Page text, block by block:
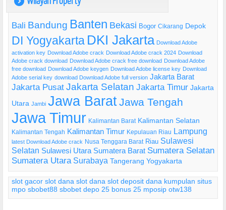
Bali Bandung Banten Bekasi Bogor Cikarang Depok
DI Yogyakarta DKI Jakarta Download Adobe
activation key Download Adobe crack Download Adobe crack 2024 Download
Adobe crack download Download Adobe crack free download Download Adobe
free download Download Adobe keygen Download Adobe license key Download
Adobe serial key download Download Adobe full version Jakarta Barat
Jakarta Pusat Jakarta Selatan Jakarta Timur Jakarta
Utara Jambi Jawa BaratJawa Tengah
Jawa Timur Kalimantan Barat Kalimantan Selatan
Kalimantan Tengah Kalimantan Timur Kepulauan Riau Lampung
latest Download Adobe crack Nusa Tenggara Barat Riau Sulawesi
Selatan Sulawesi Utara Sumatera Barat Sumatera Selatan
Sumatera Utara Surabaya Tangerang Yogyakarta
slot gacor slot dana slot dana slot deposit dana kumpulan situs
mpo sbobet88 sbobet depo 25 bonus 25 mposip otw138